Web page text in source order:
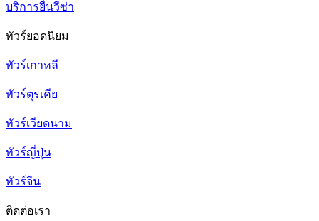
บริการยื่นวีซ่า
ทัวร์ยอดนิยม
ทัวร์เกาหลี
ทัวร์ตุรเคีย
ทัวร์เวียดนาม
ทัวร์ญี่ปุ่น
ทัวร์จีน
ติดต่อเรา